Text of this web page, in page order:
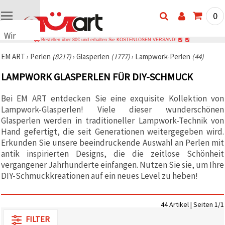
Wir
Cookies
verwenden
und
ähnliche
Technologien,
um das
ordnungsgemäße
Funktionieren
der Website
sicherzustellen,
Nutzungserlebnis
zu
den
0
Bestellen über 80€ und erhalten Sie KOSTENLOSEN VERSAND!
EM ART › Perlen (8217)› Glasperlen (1777)› Lampwork-Perlen (44)
LAMPWORK GLASPERLEN FÜR DIY-SCHMUCK
Bei EM ART entdecken Sie eine exquisite Kollektion von
Lampwork-Glasperlen! Viele dieser wunderschönen
Glasperlen werden in traditioneller Lampwork-Technik von
Hand gefertigt, die seit Generationen weitergegeben wird.
Erkunden Sie unsere beeindruckende Auswahl an Perlen mit
antik inspirierten Designs, die die zeitlose Schönheit
vergangener Jahrhunderte einfangen. Nutzen Sie sie, um Ihre
DIY-Schmuckkreationen auf ein neues Level zu heben!
44 Artikel | Seiten 1/1
FILTER